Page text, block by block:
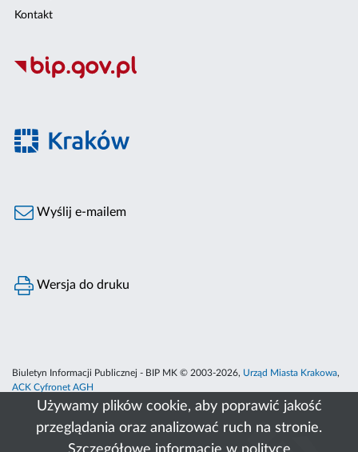
Używamy plików cookie, aby poprawić jakość
przeglądania oraz analizować ruch na stronie.
Kontakt
Wyślij e-mailem
Wersja do druku
Biuletyn Informacji Publicznej - BIP MK © 2003-2026, Urząd Miasta Krakowa,
ACK Cyfronet AGH